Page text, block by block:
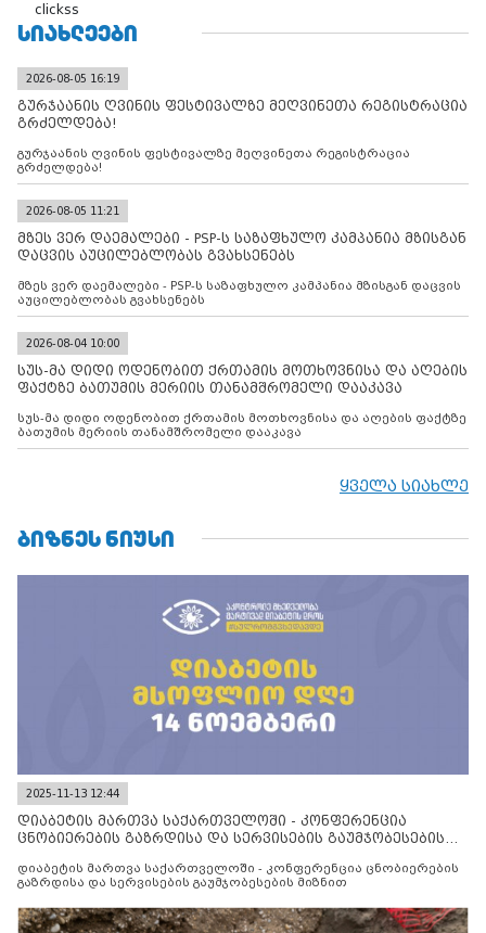
clickss
ᲡᲘᲐᲮᲚᲔᲔᲑᲘ
2026-08-05 16:19
გურჯაანის ღვინის ფესტივალზე მეღვინეთა რეგისტრაცია
გრძელდება!
გურჯაანის ღვინის ფესტივალზე მეღვინეთა რეგისტრაცია
გრძელდება!
2026-08-05 11:21
მზეს ვერ დაემალები - PSP-ს საზაფხულო კამპანია მზისგან
დაცვის აუცილებლობას გვახსენებს
მზეს ვერ დაემალები - PSP-ს საზაფხულო კამპანია მზისგან დაცვის
აუცილებლობას გვახსენებს
2026-08-04 10:00
სუს-მა დიდი ოდენობით ქრთამის მოთხოვნისა და აღების
ფაქტზე ბათუმის მერიის თანამშრომელი დააკავა
სუს-მა დიდი ოდენობით ქრთამის მოთხოვნისა და აღების ფაქტზე
ბათუმის მერიის თანამშრომელი დააკავა
ყველა სიახლე
ᲑᲘᲖᲜᲔᲡ ᲜᲘᲣᲡᲘ
2025-11-13 12:44
დიაბეტის მართვა საქართველოში - კონფერენცია
ცნობიერების გაზრდისა და სერვისების გაუმჯობესების
დიაბეტის მართვა საქართველოში - კონფერენცია ცნობიერების
გაზრდისა და სერვისების გაუმჯობესების მიზნით